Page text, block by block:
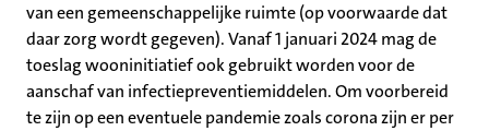
van een gemeenschappelijke ruimte (op voorwaarde dat
daar zorg wordt gegeven). Vanaf 1 januari 2024 mag de
toeslag wooninitiatief ook gebruikt worden voor de
aanschaf van infectiepreventiemiddelen. Om voorbereid
te zijn op een eventuele pandemie zoals corona zijn er per